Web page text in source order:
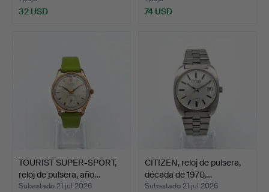
32 USD 74 USD
TOURIST SUPER-SPORT,
reloj de pulsera, año…
Subastado 21 jul 2026
CITIZEN, reloj de pulsera,
década de 1970,…
Subastado 21 jul 2026